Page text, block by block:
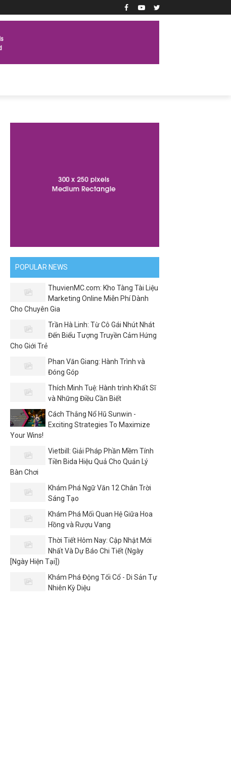
POPULAR NEWS
ThuvienMC.com: Kho Tàng Tài Liệu
Marketing Online Miễn Phí Dành
Cho Chuyên Gia
Trần Hà Linh: Từ Cô Gái Nhút Nhát
Đến Biểu Tượng Truyền Cảm Hứng
Cho Giới Trẻ
Phan Văn Giang: Hành Trình và
Đóng Góp
Thích Minh Tuệ: Hành trình Khất Sĩ
và Những Điều Cần Biết
Cách Thắng Nổ Hũ Sunwin -
Exciting Strategies To Maximize
Your Wins!
Vietbill: Giải Pháp Phần Mềm Tính
Tiền Bida Hiệu Quả Cho Quản Lý
Bàn Chơi
Khám Phá Ngữ Văn 12 Chân Trời
Sáng Tạo
Khám Phá Mối Quan Hệ Giữa Hoa
Hồng và Rượu Vang
Thời Tiết Hôm Nay: Cập Nhật Mới
Nhất Và Dự Báo Chi Tiết (Ngày
[Ngày Hiện Tại])
Khám Phá Động Tối Cổ - Di Sản Tự
Nhiên Kỳ Diệu